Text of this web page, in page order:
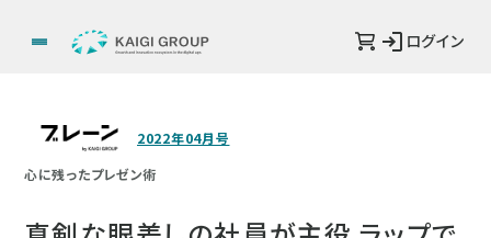
ログイン
2022年04月号
心に残ったプレゼン術